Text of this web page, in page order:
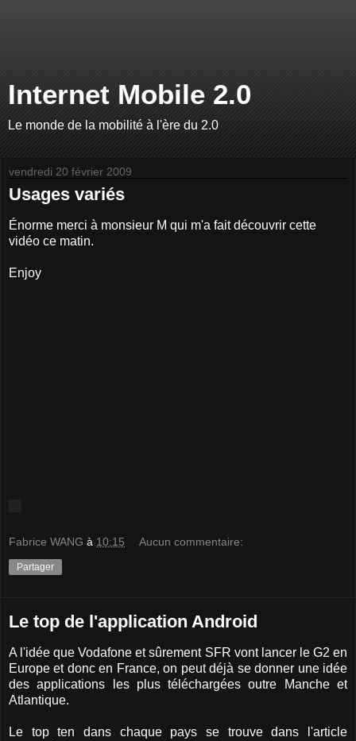
Internet Mobile 2.0
Le monde de la mobilité à l'ère du 2.0
vendredi 20 février 2009
Usages variés
Énorme merci à monsieur M qui m'a fait découvrir cette
vidéo ce matin.
Enjoy
Fabrice WANG à 10:15 Aucun commentaire:
Partager
Le top de l'application Android
A l'idée que Vodafone et sûrement SFR vont lancer le G2 en
Europe et donc en France, on peut déjà se donner une idée
des applications les plus téléchargées outre Manche et
Atlantique.
Le top ten dans chaque pays se trouve dans l'article